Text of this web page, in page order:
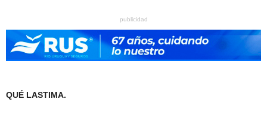
publicidad
QUÉ LASTIMA.